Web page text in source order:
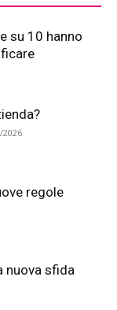
su 10 hanno
2026
regole
nuova sfida